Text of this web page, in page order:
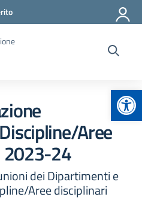
Aree
2023-24
dei Dipartimenti e
Aree disciplinari